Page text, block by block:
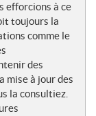
efforcions à ce
toujours la
comme le
des
mise à jour des
la consultiez.